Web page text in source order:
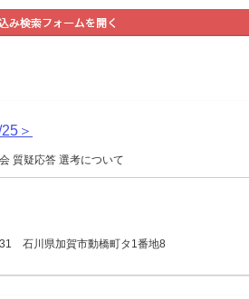
＞
質疑応答 選考について
石川県加賀市動橋町タ1番地8